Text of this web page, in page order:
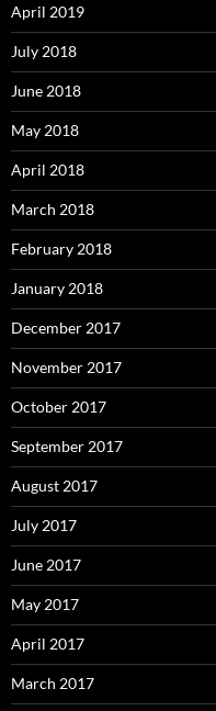
April 2019
July 2018
June 2018
May 2018
April 2018
March 2018
February 2018
January 2018
December 2017
November 2017
October 2017
September 2017
August 2017
July 2017
June 2017
May 2017
April 2017
March 2017